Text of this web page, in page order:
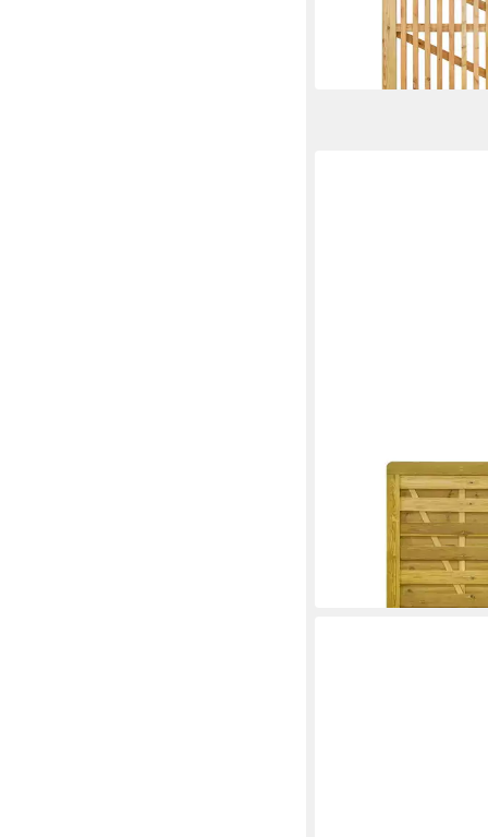
lieferbar in 5 Wochen
GARTENLAND
Zauneinzeltür
gerade 100x180 cm
159,95 € 179,95 €
lieferbar in 5 Wochen